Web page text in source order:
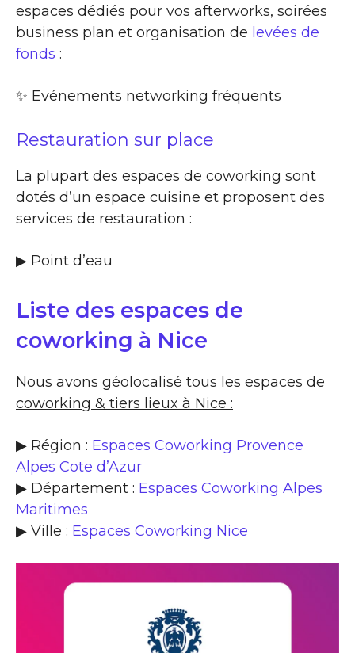
espaces dédiés pour vos afterworks, soirées
business plan et organisation de levées de
fonds :
✨​ Evénements networking fréquents
Restauration sur place
La plupart des espaces de coworking sont
dotés d’un espace cuisine et proposent des
services de restauration :
▶​ Point d’eau
Liste des espaces de
coworking à Nice
Nous avons géolocalisé tous les espaces de
coworking & tiers lieux à Nice :
▶ Région : Espaces Coworking Provence
Alpes Cote d’Azur
▶ Département : Espaces Coworking Alpes
Maritimes
▶ Ville : Espaces Coworking Nice